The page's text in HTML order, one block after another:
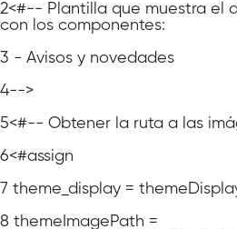
2<#-- Plantilla que muestra el
con los componentes:
3 - Avisos y novedades
4-->
5<#-- Obtener la ruta a las
6<#assign
7 theme_display =
8 themeImagePath =